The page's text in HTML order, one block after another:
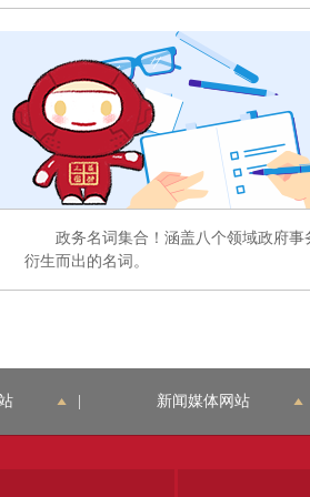
政务名词集合！涵盖八个领域政府事
衍生而出的名词。
新闻媒体网站